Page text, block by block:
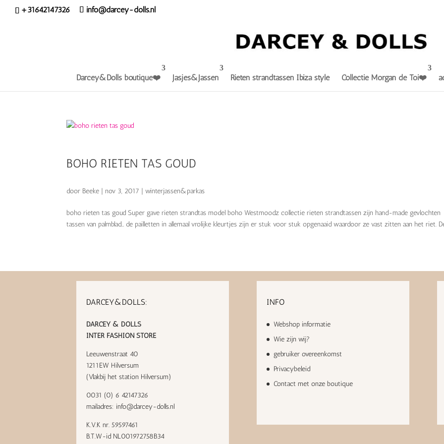
+31642147326 info@darcey-dolls.nl
Darcey&Dolls boutique❤️ Jasjes&Jassen Rieten strandtassen Ibiza style Collectie Morgan de Toi❤️
BOHO RIETEN TAS GOUD
door Beeke |nov 3, 2017 |winterjassen&parkas
boho rieten tas goud Super gave rieten strandtas model boho Westmoodz collectie rieten strandtassen zijn hand-made gevlochten
tassen van palmblad… de pailletten in allemaal vrolijke kleurtjes zijn er stuk voor stuk opgenaaid waardoor ze vast zitten aan het riet.
DARCEY&DOLLS:
DARCEY & DOLLS
INTER FASHION STORE
Leeuwenstraat 40
1211EW Hilversum
(Vlakbij het station Hilversum)
0031 (0) 6 42147326
mailadres: info@darcey-dolls.nl
K.V.K nr. 59597461
B.T.W-id NL001972758B34
INFO
Webshop informatie
Wie zijn wij?
gebruiker overeenkomst
Privacybeleid
Contact met onze boutique